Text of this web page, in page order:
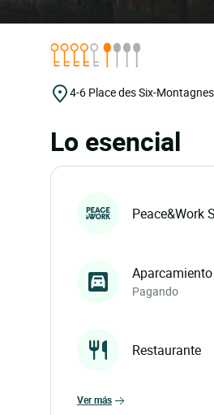
4-6 Place des Six-
Lo esencial
Peace&Work
Pagando
Restaurante
ver más